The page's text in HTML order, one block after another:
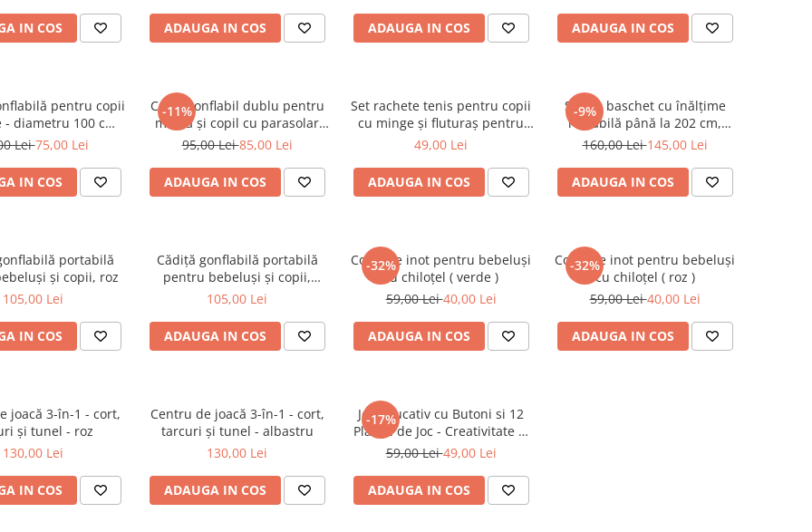
IN COS ADAUGA IN COS ADAUGA IN COS ADAUGA IN COS
pentru copii
diametru 100 cm (
Albastră )
Lei75,00 Lei
IN COS
-11%
Colac gonflabil dublu pentru
mamă și copil cu parasolar
detașabil și suport bebe -
95,00 Lei85,00 Lei
ADAUGA IN COS
Set rachete tenis pentru copii
cu minge și fluturaș pentru
badminton
49,00 Lei
ADAUGA IN COS
-9%
Set de baschet cu înălțime
reglabilă până la 202 cm,
minge și suport stabil
160,00 Lei145,00 Lei
ADAUGA IN COS
portabilă
și copii, roz
105,00 Lei
IN COS
Cădiță gonflabilă portabilă
pentru bebeluși și copii,
albastră
105,00 Lei
ADAUGA IN COS
-32%
Colac de inot pentru bebeluși
cu chiloțel ( verde )
59,00 Lei40,00 Lei
ADAUGA IN COS
-32%
Colac de inot pentru bebeluși
cu chiloțel ( roz )
59,00 Lei40,00 Lei
ADAUGA IN COS
joacă 3-în-1 - cort,
și tunel - roz
130,00 Lei
IN COS
Centru de joacă 3-în-1 - cort,
tarcuri și tunel - albastru
130,00 Lei
ADAUGA IN COS
-17%
Joc Educativ cu Butoni si 12
Planșe de Joc - Creativitate și
Motricitate 3+ - 20 cm
59,00 Lei49,00 Lei
ADAUGA IN COS